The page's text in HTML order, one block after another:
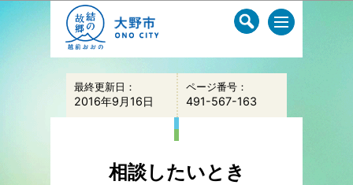
このページの本文へ移動
最終更新日：
2016年9月16日
ページ番号：
491-567-163
相談したいとき